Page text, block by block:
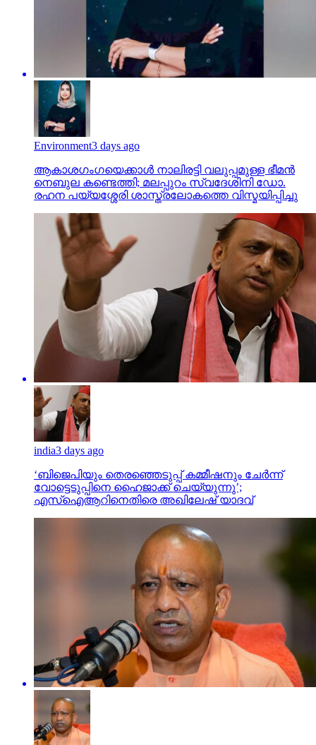
Environment3 days ago
ആകാശഗംഗയെക്കാള്‍ നാലിരട്ടി വലുപ്പമുള്ള ഭീമന്‍
നെബുല കണ്ടെത്തി; മലപ്പുറം സ്വദേശിനി ഡോ.
രഹന പയ്യശ്ശേരി ശാസ്ത്രലോകത്തെ വിസ്മയിപ്പിച്ചു
india3 days ago
‘ബിജെപിയും തെരഞ്ഞെടുപ്പ് കമ്മീഷനും ചേർന്ന്
വോട്ടെടുപ്പിനെ ഹൈജാക്ക് ചെയ്യുന്നു’;
എസ്ഐആറിനെതിരെ അഖിലേഷ് യാദവ്